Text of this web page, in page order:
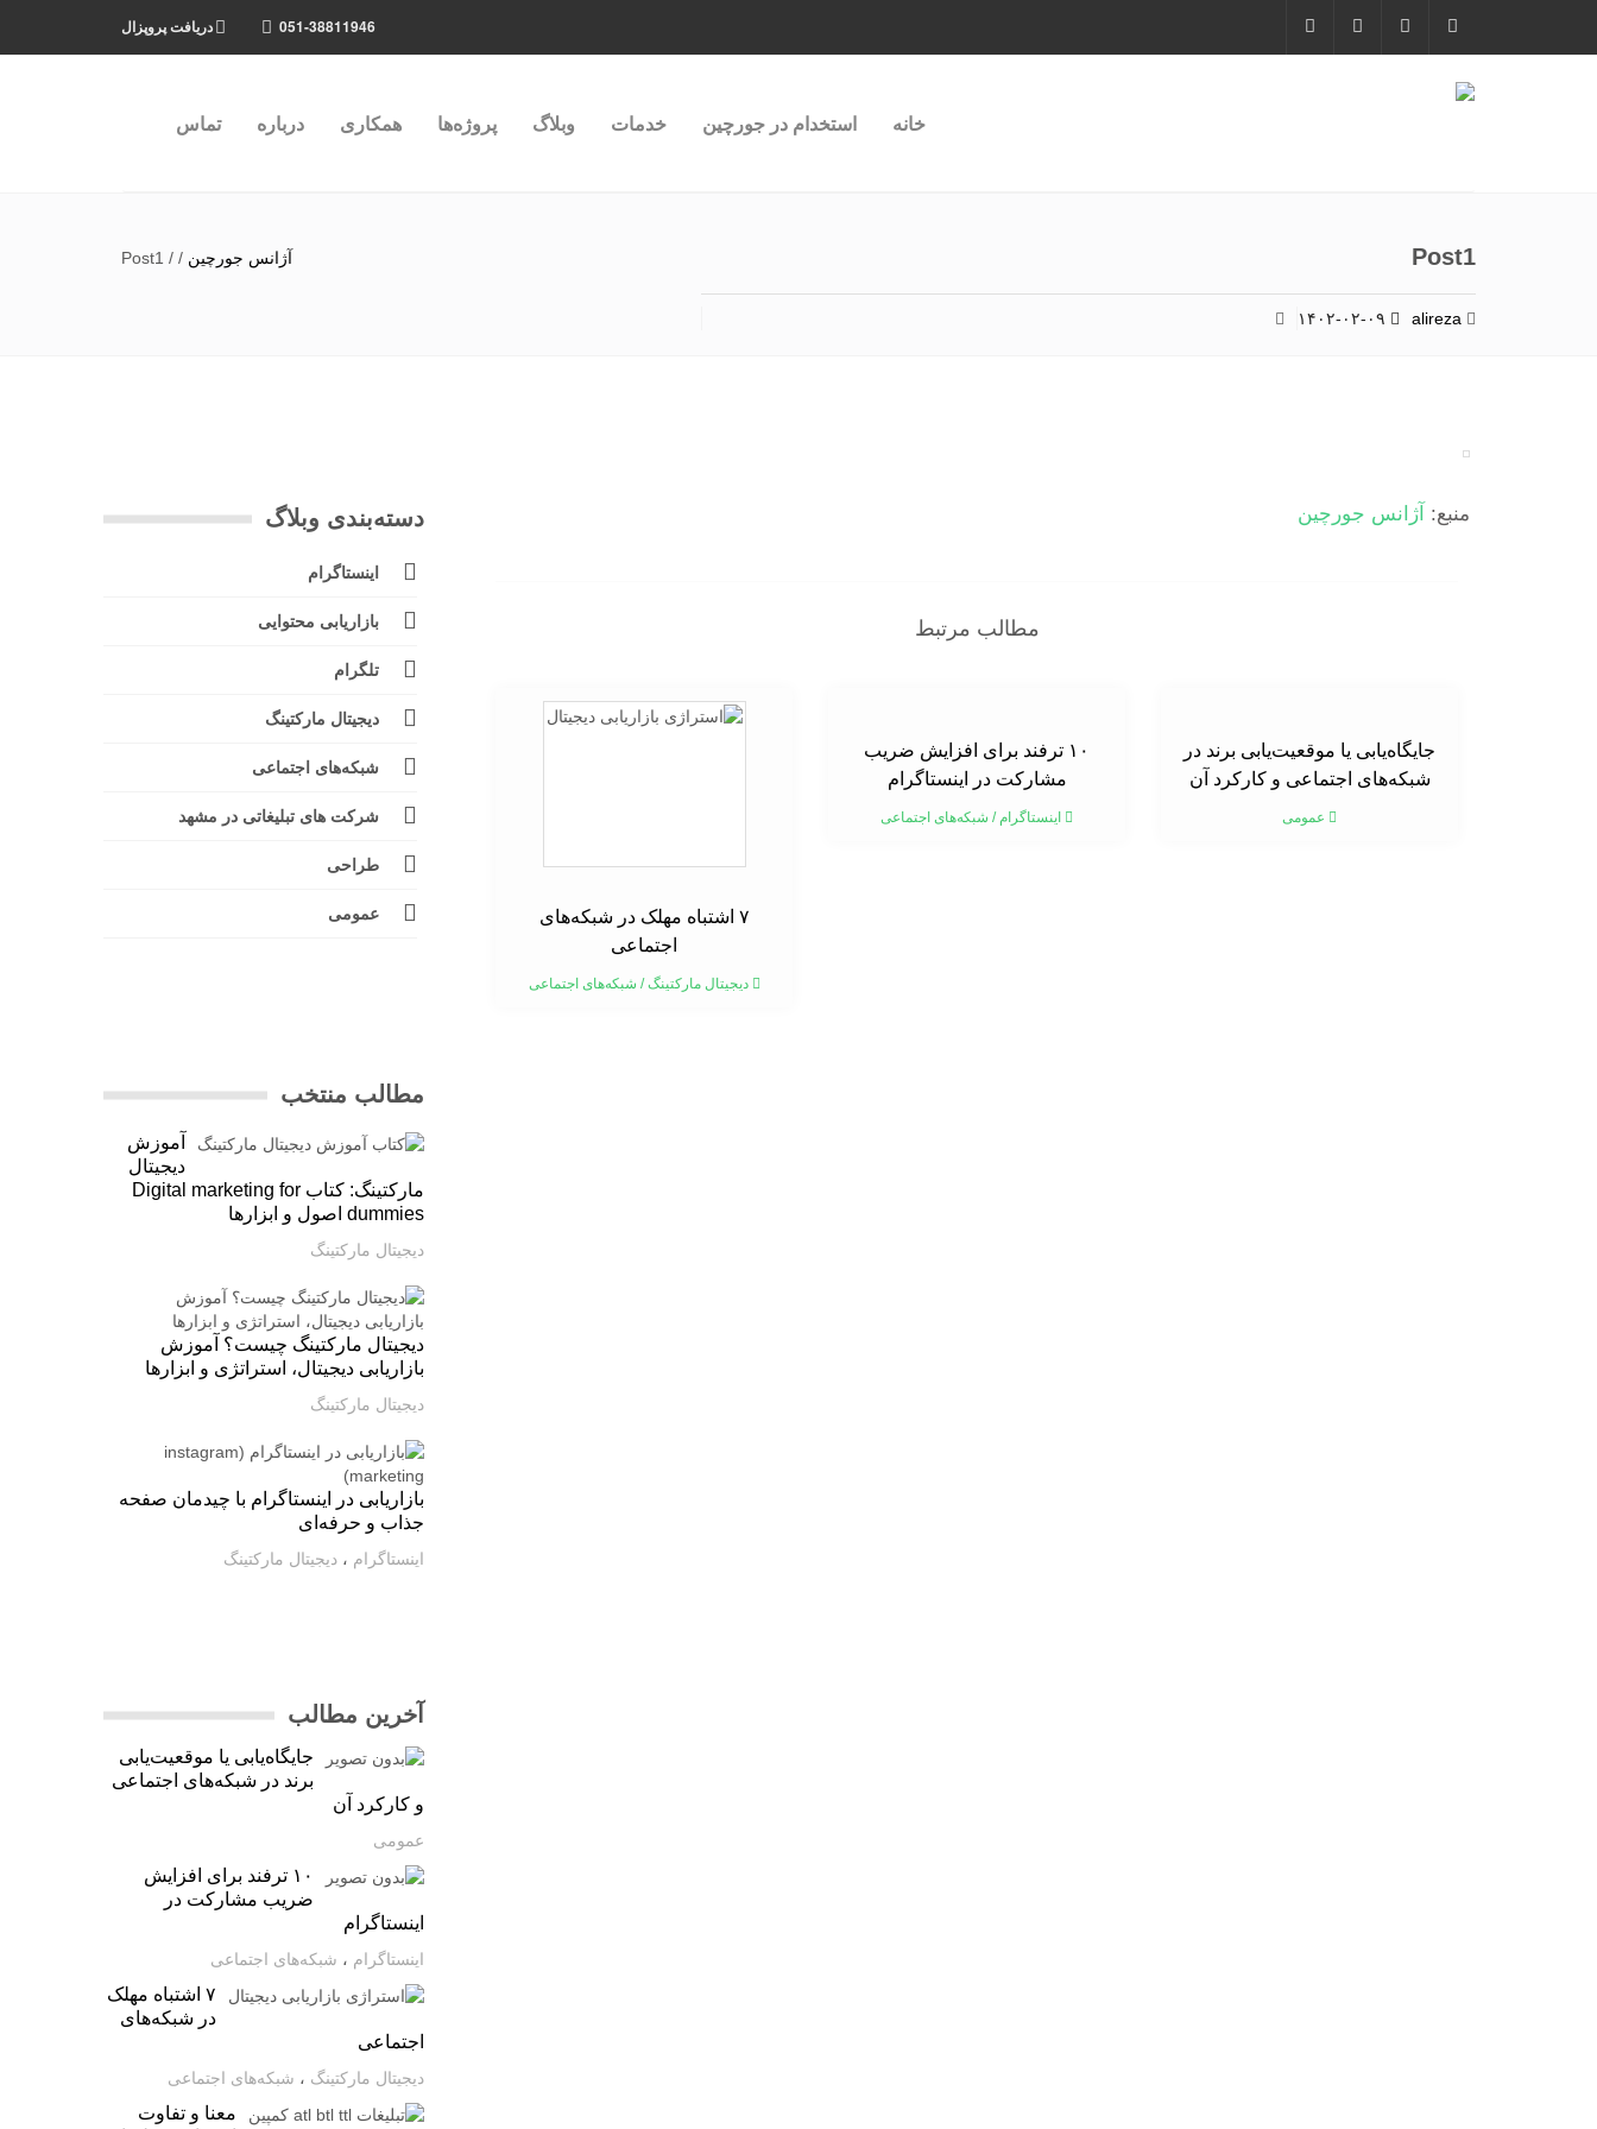
دریافت پروپزال 051-38811946
خانه استخدام در جورچین خدمات وبلاگ پروژه‌ها همکاری درباره تماس
Post1
alireza
آژانس جورچین /
/
Post1
منبع: آژانس جورچین
مطالب مرتبط
جایگاه‌یابی یا موقعیت‌یابی برند در
شبکه‌های اجتماعی و کارکرد آن
عمومی
۱۰ ترفند برای افزایش ضریب
مشارکت در اینستاگرام
اینستاگرام / شبکه‌های اجتماعی
۷ اشتباه مهلک در شبکه‌های
اجتماعی
دیجیتال مارکتینگ/ شبکه‌های اجتماعی
دسته‌بندی وبلاگ
اینستاگرام
بازاریابی محتوایی
تلگرام
دیجیتال مارکتینگ
شبکه‌های اجتماعی
شرکت های تبلیغاتی در مشهد
طراحی
عمومی
مطالب منتخب
آموزش
دیجیتال
مارکتینگ: کتاب Digital marketing for
dummies اصول و ابزارها
دیجیتال مارکتینگ
دیجیتال مارکتینگ چیست؟ آموزش
بازاریابی دیجیتال، استراتژی و ابزارها
دیجیتال مارکتینگ
بازاریابی در اینستاگرام با چیدمان صفحه
جذاب و حرفه‌ای
اینستاگرام ، دیجیتال مارکتینگ
آخرین مطالب
جایگاه‌یابی یا موقعیت‌یابی
برند در شبکه‌های اجتماعی
و کارکرد آن
عمومی
۱۰ ترفند برای افزایش
ضریب مشارکت در
اینستاگرام
اینستاگرام ، شبکه‌های اجتماعی
۷ اشتباه مهلک
در شبکه‌های
اجتماعی
دیجیتال مارکتینگ ، شبکه‌های اجتماعی
معنا و تفاوت